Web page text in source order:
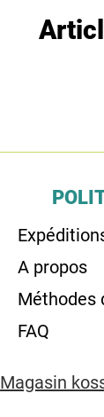
A propos
Méthodes
FAQ
Magasin